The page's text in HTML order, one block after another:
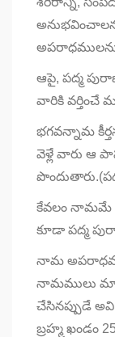
అపరాధములను
ఆపై, పద్మ
వారికి వర్తించే
భగవన్నామ
వెళ్లే వారు ఆ
కేవలం నామమే
కూడా పద్మ
నామ
నామములు
చేసినప్పుడే
బ్రహ్మ ఖండం